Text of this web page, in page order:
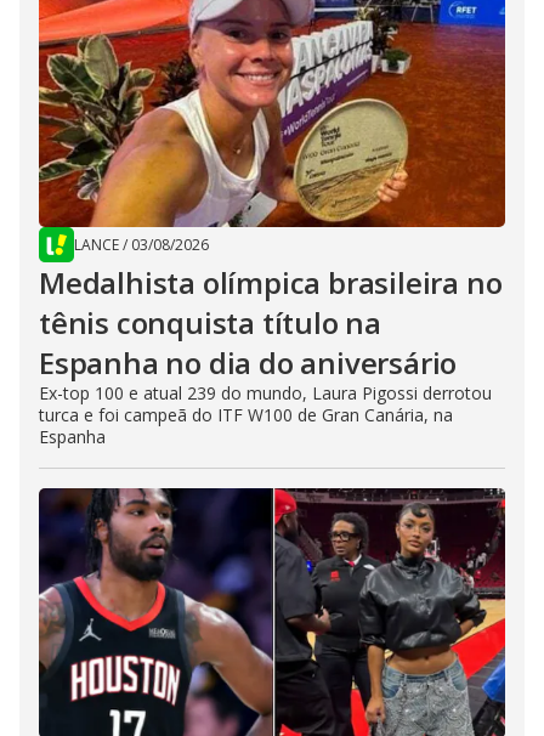
LANCE/ 03/08/2026
Medalhista olímpica brasileira no
tênis conquista título na
Espanha no dia do aniversário
Ex-top 100 e atual 239 do mundo, Laura Pigossi derrotou
turca e foi campeã do ITF W100 de Gran Canária, na
Espanha